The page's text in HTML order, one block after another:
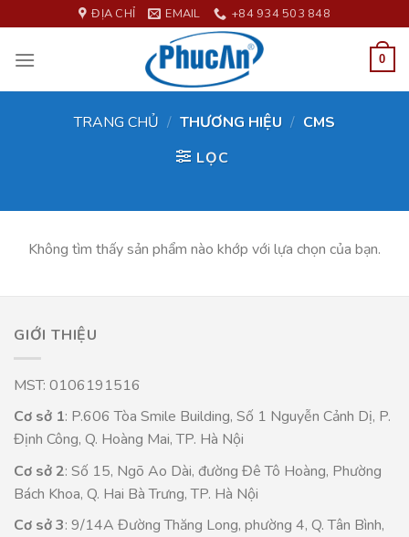
to
content
ĐỊA CHỈ EMAIL +84 934 503 848
0
TRANG CHỦ / THƯƠNG HIỆU / CMS
LỌC
Không tìm thấy sản phẩm nào khớp với lựa chọn của bạn.
GIỚI THIỆU
MST: 0106191516
Cơ sở 1: P.606 Tòa Smile Building, Số 1 Nguyễn Cảnh Dị, P.
Định Công, Q. Hoàng Mai, TP. Hà Nội
Cơ sở 2: Số 15, Ngõ Ao Dài, đường Đê Tô Hoàng, Phường
Bách Khoa, Q. Hai Bà Trưng, TP. Hà Nội
Cơ sở 3: 9/14A Đường Thăng Long, phường 4, Q. Tân Bình,